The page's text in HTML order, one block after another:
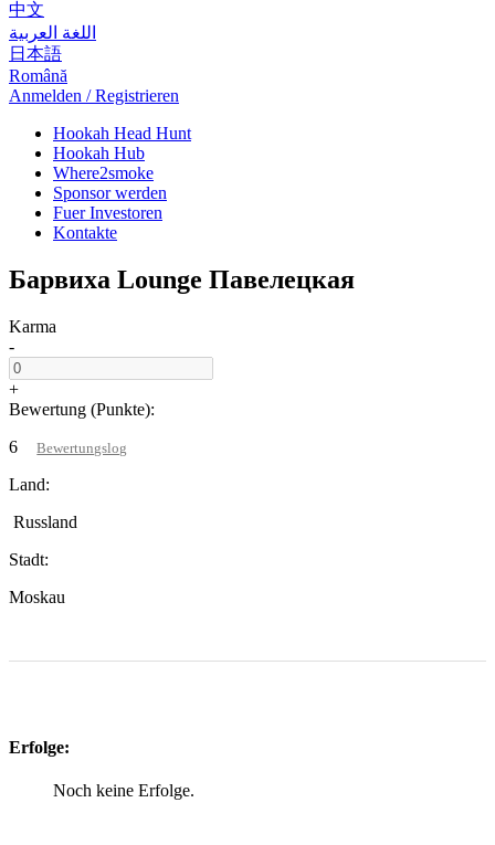
中文
اللغة العربية
日本語
Română
Anmelden / Registrieren
Hookah Head Hunt
Hookah Hub
Where2smoke
Sponsor werden
Fuer Investoren
Kontakte
Барвиха Lounge Павелецкая
Karma
-
+
Bewertung (Punkte):
6
Bewertungslog
Land:
Russland
Stadt:
Moskau
Erfolge:
Noch keine Erfolge.